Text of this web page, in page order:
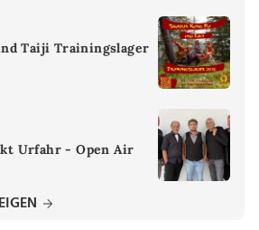
Taiji Trainingslager
Urfahr - Open Air